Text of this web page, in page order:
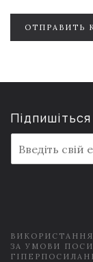
ОТПРАВИТЬ
m
a
ЗА УМОВИ